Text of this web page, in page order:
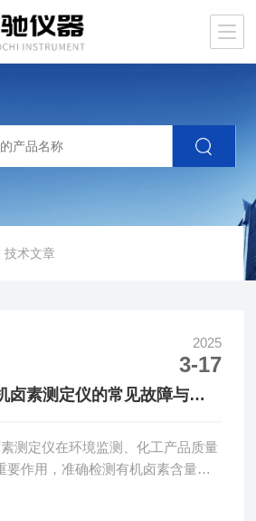
术文章
2025
3-17
卤素测定仪的常见故障与维
测定仪在环境监测、化工产品质量
要作用，准确检测有机卤素含量对
进样不畅：表现为样品无法正常进